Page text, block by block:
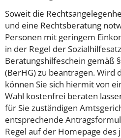
Soweit die
und eine Rechtsberatung
Personen mit geringem
in der Regel der
Beratungshilfeschein gemäß
(BerHG) zu beantragen. Wird
können Sie sich hiermit von
Wahl kostenfrei beraten
für Sie zuständigen
entsprechende
Regel auf der Homepage des